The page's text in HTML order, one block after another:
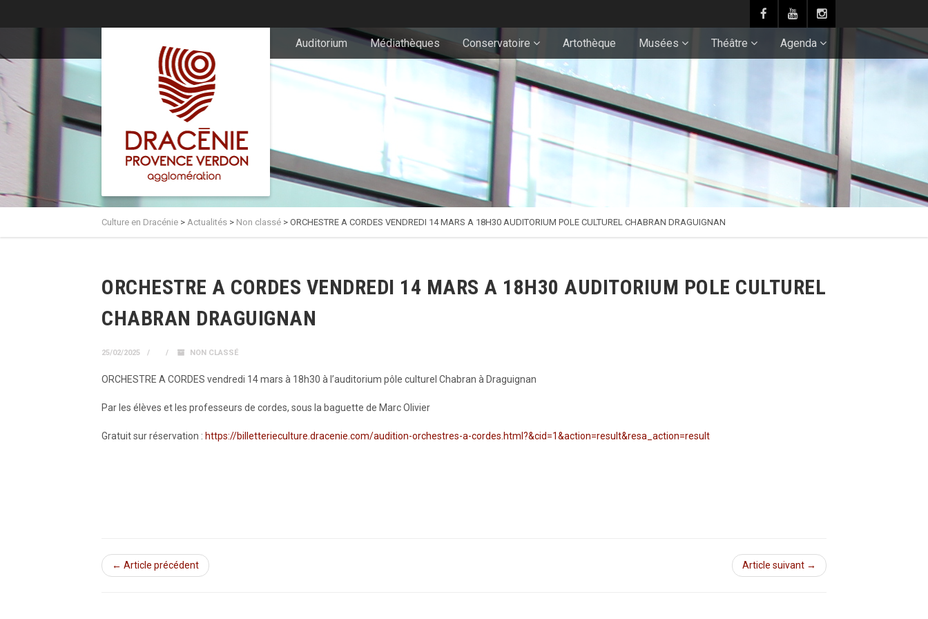
Auditorium Médiathèques Conservatoire Artothèque Musées Théâtre Agenda
Culture en Dracénie > Actualités > Non classé > ORCHESTRE A CORDES VENDREDI 14 MARS A 18H30 AUDITORIUM POLE CULTUREL CHABRAN DRAGUIGNAN
ORCHESTRE A CORDES VENDREDI 14 MARS A 18H30 AUDITORIUM POLE CULTUREL
CHABRAN DRAGUIGNAN
25/02/2025 NON CLASSÉ
ORCHESTRE A CORDES vendredi 14 mars à 18h30 à l’auditorium pôle culturel Chabran à Draguignan
Par les élèves et les professeurs de cordes, sous la baguette de Marc Olivier
Gratuit sur réservation : https://billetterieculture.dracenie.com/audition-orchestres-a-cordes.html?&cid=1&action=result&resa_action=result
← Article précédent Article suivant →